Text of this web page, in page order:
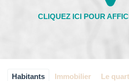
Habitants Immobilier Le